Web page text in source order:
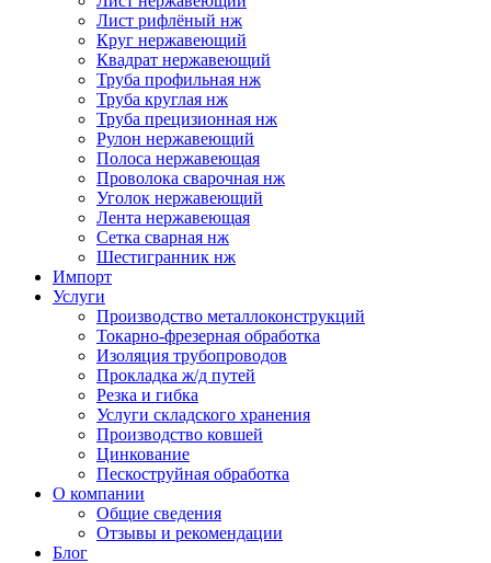
Лист рифлёный нж
Круг нержавеющий
Квадрат нержавеющий
Труба профильная нж
Труба круглая нж
Труба прецизионная нж
Рулон нержавеющий
Полоса нержавеющая
Проволока сварочная нж
Уголок нержавеющий
Лента нержавеющая
Сетка сварная нж
Шестигранник нж
Импорт
Услуги
Производство металлоконструкций
Токарно-фрезерная обработка
Изоляция трубопроводов
Прокладка ж/д путей
Резка и гибка
Услуги складского хранения
Производство ковшей
Цинкование
Пескоструйная обработка
О компании
Общие сведения
Отзывы и рекомендации
Блог